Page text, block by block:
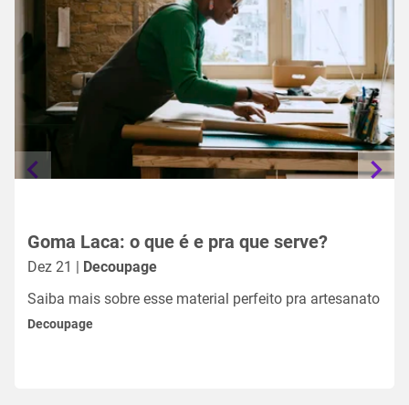
Goma Laca: o que é e pra que serve?
Dez 21 | Decoupage
Saiba mais sobre esse material perfeito pra artesanato
Decoupage